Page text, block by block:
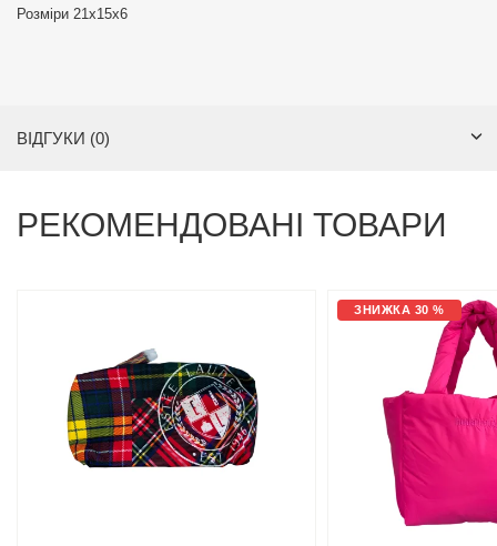
Розміри 21х15х6
ВІДГУКИ (0)
РЕКОМЕНДОВАНІ ТОВАРИ
ЗНИЖКА 30 %